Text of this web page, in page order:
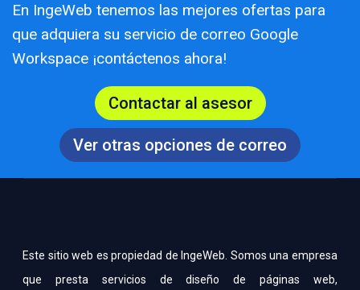
En IngeWeb tenemos las mejores ofertas para
que adquiera su servicio de correo Google
Workspace ¡contáctenos ahora!
Contactar al asesor
Ver otras opciones de correo
Este sitio web es propiedad de IngeWeb. Somos una empresa
que presta servicios de diseño de páginas web,